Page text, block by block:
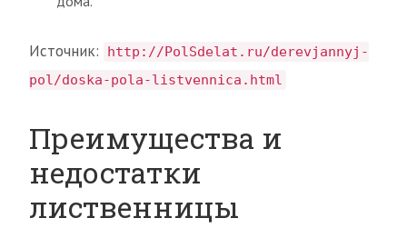
Источник:
http://PolSdelat.ru/derevjannyj-
pol/doska-pola-listvennica.html
Преимущества и
недостатки
лиственницы